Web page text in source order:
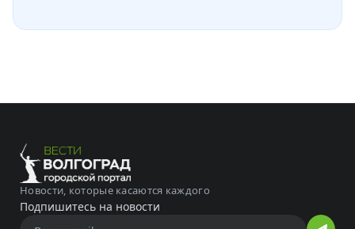
Новости, которые касаются каждого
Подпишитесь на новости